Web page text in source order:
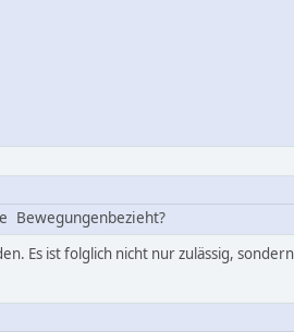
Es ist folglich nicht nur zulässig,